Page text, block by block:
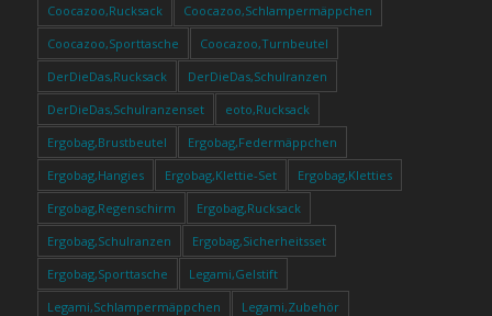
Coocazoo,Rucksack
Coocazoo,Schlampermäppchen
Coocazoo,Sporttasche
Coocazoo,Turnbeutel
DerDieDas,Rucksack
DerDieDas,Schulranzen
DerDieDas,Schulranzenset
eoto,Rucksack
Ergobag,Brustbeutel
Ergobag,Federmäppchen
Ergobag,Hangies
Ergobag,Klettie-Set
Ergobag,Kletties
Ergobag,Regenschirm
Ergobag,Rucksack
Ergobag,Schulranzen
Ergobag,Sicherheitsset
Ergobag,Sporttasche
Legami,Gelstift
Legami,Schlampermäppchen
Legami,Zubehör